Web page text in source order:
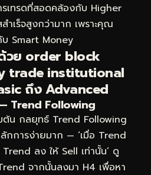
เทรดที่สอดคล้องกับ Higher
ำเร็จสูงกว่ามาก เพราะคุณ
บ Smart Money
วย order block
trade institutional
ถึง Advanced
Trend Following
ต้น กลยุทธ์ Trend Following
กการง่ายมาก — ‘เมื่อ Trend
ลง ให้ Sell เท่านั้น’ ดู
จากนั้นลงมา H4 เพื่อหา